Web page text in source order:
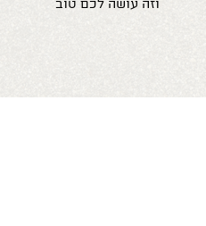
וזה עושה לכם טוב